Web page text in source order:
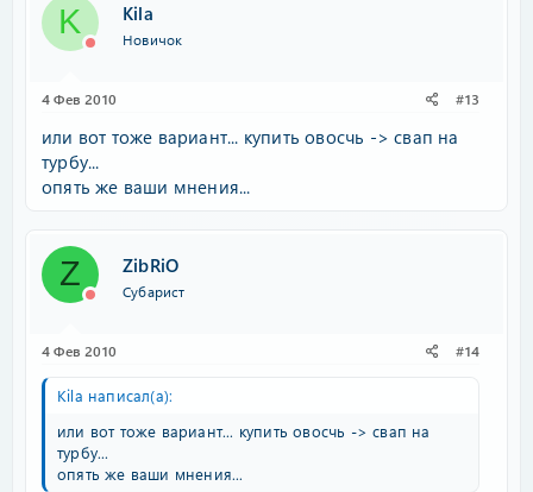
K Kila
Новичок
4 Фев 2010 #13
или вот тоже вариант... купить овосчь -> свап на
турбу...
опять же ваши мнения...
Z ZibRiO
Субарист
4 Фев 2010 #14
Kila написал(а):
или вот тоже вариант... купить овосчь -> свап на
турбу...
опять же ваши мнения...